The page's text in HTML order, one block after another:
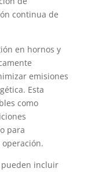
continua de
en hornos y
emisiones
Esta
como
para
pueden incluir